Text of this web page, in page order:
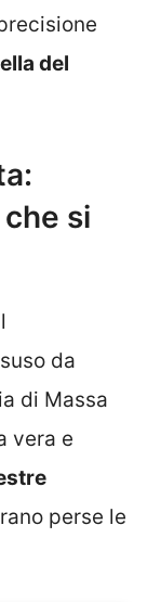
del
si
da
di Massa
vera e
perse le